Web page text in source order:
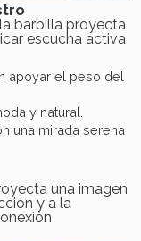
barbilla proyecta
escucha activa
apoyar el peso del
y natural.
una mirada serena
una imagen
y a la